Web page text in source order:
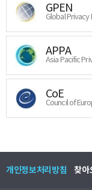
GPEN
Global
APPA
Asia Pacific
CoE
Council of
개인정보처리방침 찾아